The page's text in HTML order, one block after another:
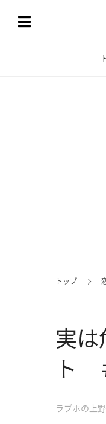
トップ
実は
ト
ラブホの上